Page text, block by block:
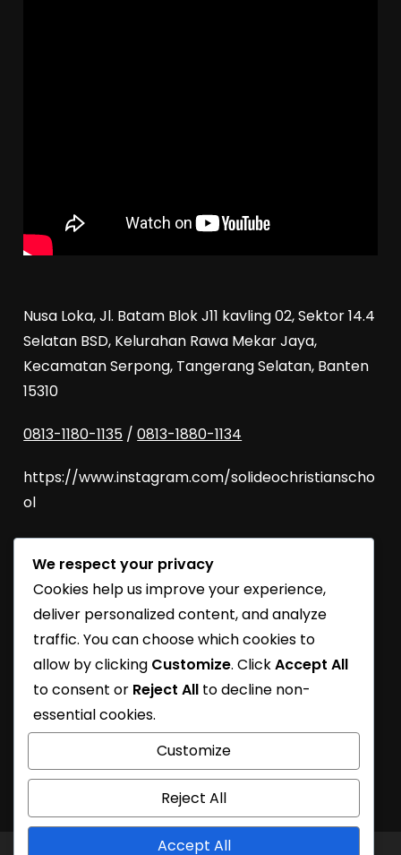
Nusa Loka, Jl. Batam Blok J11 kavling 02, Sektor 14.4
Selatan BSD, Kelurahan Rawa Mekar Jaya,
Kecamatan Serpong, Tangerang Selatan, Banten
15310
0813-1180-1135 /0813-1880-1134
https://www.instagram.com/solideochristianscho
ol
SoliDEO Open House 2027/2028 | BSD
SoliDEO High School Raih Kelulusan 100% untuk
Angkatan 2026
SoliDEO School Turns 31
Learning Journey
SoliDEO School At Future Essential Exhibition
We respect your privacy
Cookies help us improve your experience,
deliver personalized content, and analyze
traffic. You can choose which cookies to
allow by clicking Customize. ClickAccept All
to consent or Reject All to decline non-
essential cookies.
Customize
Reject All
Accept All